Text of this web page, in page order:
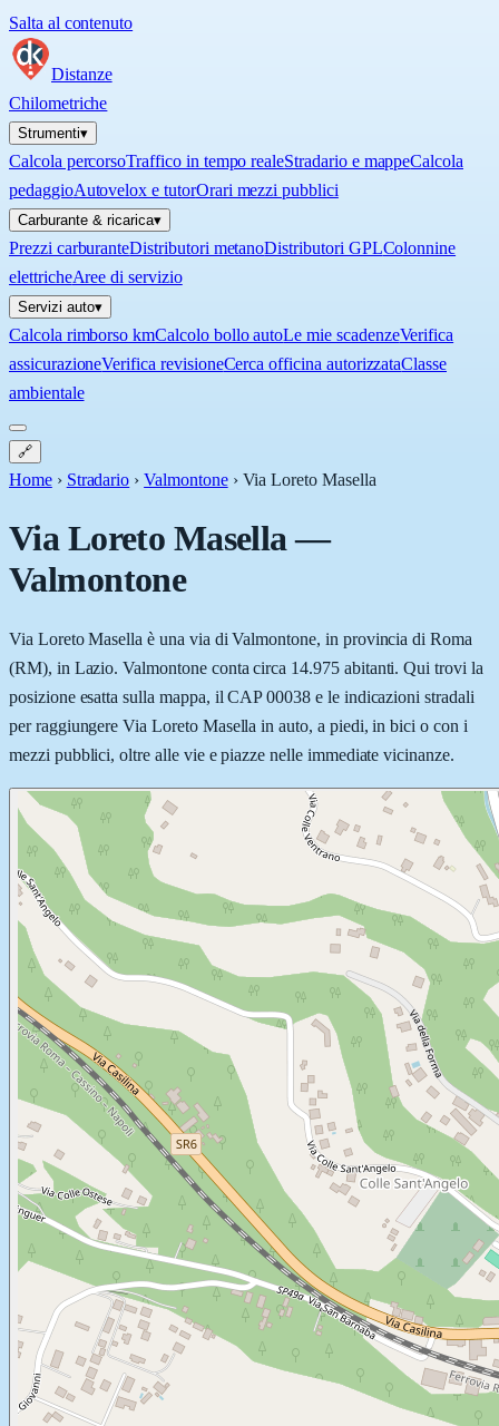
Salta al contenuto
Distanze
Chilometriche
Strumenti▾
Calcola percorsoTraffico in tempo realeStradario e mappeCalcola
pedaggioAutovelox e tutorOrari mezzi pubblici
Carburante & ricarica▾
Prezzi carburanteDistributori metanoDistributori GPLColonnine
elettricheAree di servizio
Servizi auto▾
Calcola rimborso kmCalcolo bollo autoLe mie scadenzeVerifica
assicurazioneVerifica revisioneCerca officina autorizzataClasse
ambientale
🔗
Home › Stradario › Valmontone › Via Loreto Masella
Via Loreto Masella—
Valmontone
Via Loreto Masella è una via di Valmontone, in provincia di Roma
(RM), in Lazio. Valmontone conta circa 14.975 abitanti. Qui trovi la
posizione esatta sulla mappa, il CAP 00038 e le indicazioni stradali
per raggiungere Via Loreto Masella in auto, a piedi, in bici o con i
mezzi pubblici, oltre alle vie e piazze nelle immediate vicinanze.